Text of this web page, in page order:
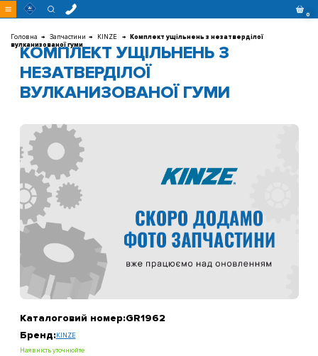
Перейти
до 0
Головна Запчастини KINZE
Комплект ущільнень з незатверділої
вулканизованої гуми
КОМПЛЕКТ УЩІЛЬНЕНЬ З
НЕЗАТВЕРДІЛОЇ
ВУЛКАНИЗОВАНОЇ ГУМИ
Каталоговий номер:GR1962
Бренд:KINZE
Наявність уточнюйте